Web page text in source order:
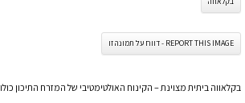
REPORT THIS IMAGE - דווח על תמונה זו
בקלאווה ביתית מצוינת – הקינוח האולטימטיבי של המזרח התיכון כולו